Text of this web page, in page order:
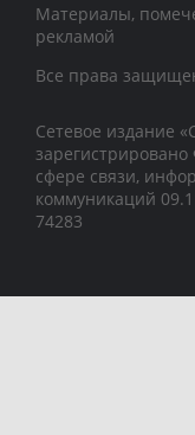
Материалы,
рекламой
Все права
Сетевое издание
сфере связи,
коммуникаций
74283